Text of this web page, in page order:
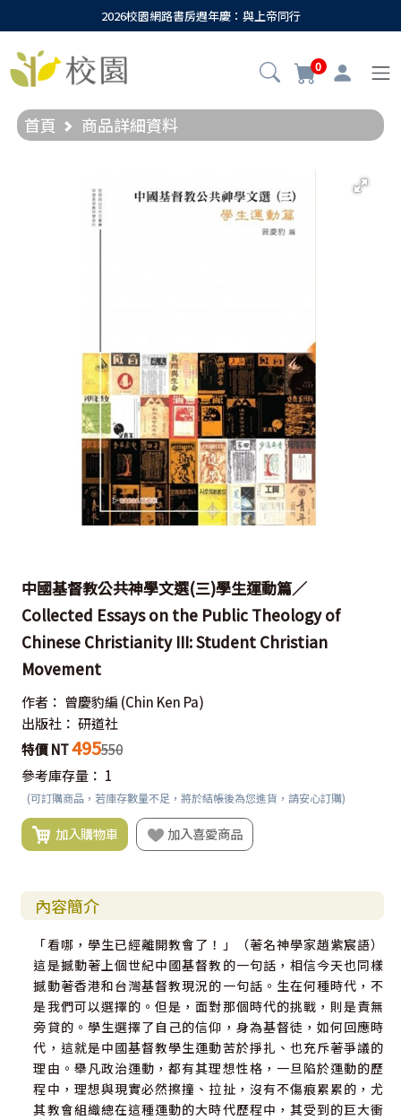
2026校園網路書房週年慶：與上帝同行
0
首頁 商品詳細資料
中國基督教公共神學文選(三)學生運動篇／
Collected Essays on the Public Theology of
Chinese Christianity III: Student Christian
Movement
作者： 曾慶豹編 (Chin Ken Pa)
出版社： 研道社
特價 NT495550
參考庫存量： 1
(可訂購商品，若庫存數量不足，將於結帳後為您進貨，請安心訂購)
加入購物車 加入喜愛商品
內容簡介
「看哪，學生已經離開教會了！」（著名神學家趙紫宸語）
這是撼動著上個世紀中國基督教的一句話，相信今天也同樣
撼動著香港和台灣基督教現況的一句話。生在何種時代，不
是我們可以選擇的。但是，面對那個時代的挑戰，則是責無
旁貸的。學生選擇了自己的信仰，身為基督徒，如何回應時
代，這就是中國基督教學生運動苦於掙扎、也充斥著爭議的
理由。舉凡政治運動，都有其理想性格，一旦陷於運動的歷
程中，理想與現實必然擦撞、拉扯，沒有不傷痕累累的，尤
其教會組織總在這種運動的大時代歷程中，其受到的巨大衝